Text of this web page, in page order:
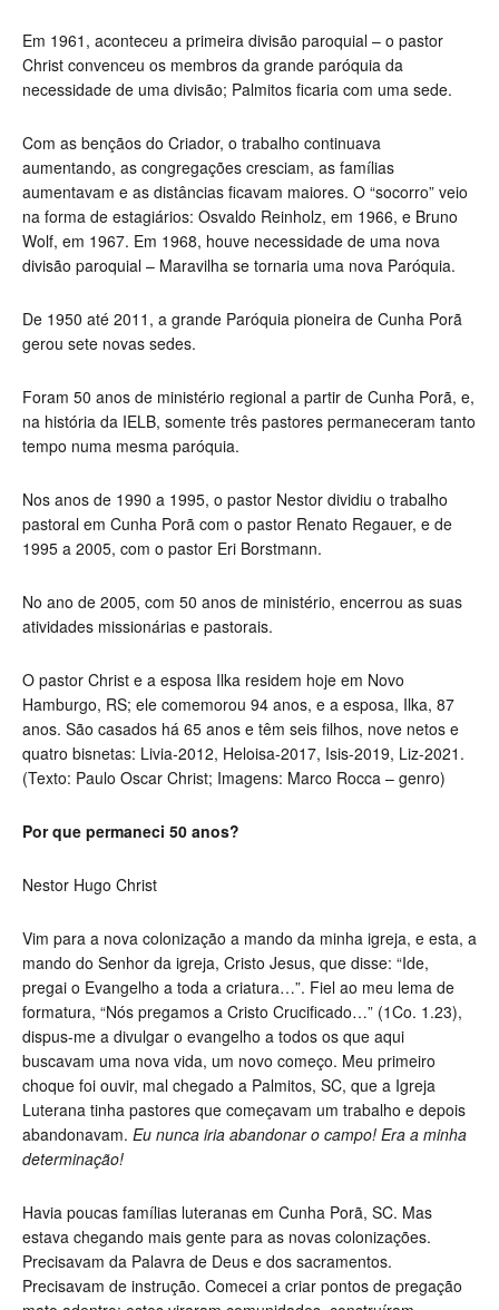
Em 1961, aconteceu a primeira divisão paroquial – o pastor
Christ convenceu os membros da grande paróquia da
necessidade de uma divisão; Palmitos ficaria com uma sede.
Com as bençãos do Criador, o trabalho continuava
aumentando, as congregações cresciam, as famílias
aumentavam e as distâncias ficavam maiores. O “socorro” veio
na forma de estagiários: Osvaldo Reinholz, em 1966, e Bruno
Wolf, em 1967. Em 1968, houve necessidade de uma nova
divisão paroquial – Maravilha se tornaria uma nova Paróquia.
De 1950 até 2011, a grande Paróquia pioneira de Cunha Porã
gerou sete novas sedes.
Foram 50 anos de ministério regional a partir de Cunha Porã, e,
na história da IELB, somente três pastores permaneceram tanto
tempo numa mesma paróquia.
Nos anos de 1990 a 1995, o pastor Nestor dividiu o trabalho
pastoral em Cunha Porã com o pastor Renato Regauer, e de
1995 a 2005, com o pastor Eri Borstmann.
No ano de 2005, com 50 anos de ministério, encerrou as suas
atividades missionárias e pastorais.
O pastor Christ e a esposa Ilka residem hoje em Novo
Hamburgo, RS; ele comemorou 94 anos, e a esposa, Ilka, 87
anos. São casados há 65 anos e têm seis filhos, nove netos e
quatro bisnetas: Livia-2012, Heloisa-2017, Isis-2019, Liz-2021.
(Texto: Paulo Oscar Christ; Imagens: Marco Rocca – genro)
Por que permaneci 50 anos?
Nestor Hugo Christ
Vim para a nova colonização a mando da minha igreja, e esta, a
mando do Senhor da igreja, Cristo Jesus, que disse: “Ide,
pregai o Evangelho a toda a criatura…”. Fiel ao meu lema de
formatura, “Nós pregamos a Cristo Crucificado…” (1Co. 1.23),
dispus-me a divulgar o evangelho a todos os que aqui
buscavam uma nova vida, um novo começo. Meu primeiro
choque foi ouvir, mal chegado a Palmitos, SC, que a Igreja
Luterana tinha pastores que começavam um trabalho e depois
abandonavam. Eu nunca iria abandonar o campo! Era a minha
determinação!
Havia poucas famílias luteranas em Cunha Porã, SC. Mas
estava chegando mais gente para as novas colonizações.
Precisavam da Palavra de Deus e dos sacramentos.
Precisavam de instrução. Comecei a criar pontos de pregação